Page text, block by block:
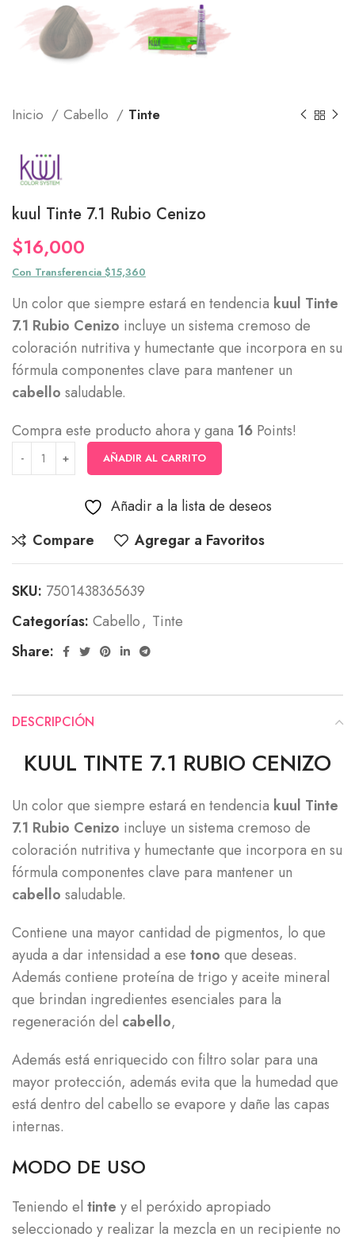
Inicio Cabello Tinte
kuul Tinte 7.1 Rubio Cenizo
$16,000
Con Transferencia $15,360
Un color que siempre estará en tendencia kuul Tinte
7.1 Rubio Cenizo incluye un sistema cremoso de
coloración nutritiva y humectante que incorpora en su
fórmula componentes clave para mantener un
cabello saludable.
Compra este producto ahora y gana 16 Points!
AÑADIR AL CARRITO
Añadir a la lista de deseos
Compare
Agregar a Favoritos
SKU: 7501438365639
Categorías: Cabello, Tinte
Share:
DESCRIPCIÓN
KUUL TINTE 7.1 RUBIO CENIZO
Un color que siempre estará en tendencia kuul Tinte
7.1 Rubio Cenizo incluye un sistema cremoso de
coloración nutritiva y humectante que incorpora en su
fórmula componentes clave para mantener un
cabello saludable.
Contiene una mayor cantidad de pigmentos, lo que
ayuda a dar intensidad a ese tono que deseas.
Además contiene proteína de trigo y aceite mineral
que brindan ingredientes esenciales para la
regeneración del cabello,
Además está enriquecido con filtro solar para una
mayor protección, además evita que la humedad que
está dentro del cabello se evapore y dañe las capas
internas.
MODO DE USO
Teniendo el tinte y el peróxido apropiado
seleccionado y realizar la mezcla en un recipiente no